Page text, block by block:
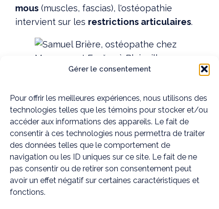
Gérer le consentement
Pour offrir les meilleures expériences, nous utilisons des
technologies telles que les témoins pour stocker et/ou
accéder aux informations des appareils. Le fait de
consentir à ces technologies nous permettra de traiter
des données telles que le comportement de
navigation ou les ID uniques sur ce site. Le fait de ne
pas consentir ou de retirer son consentement peut
avoir un effet négatif sur certaines caractéristiques et
fonctions.
mous (muscles, fascias), l'ostéopathie
intervient sur les restrictions articulaires.
Samuel Brière en séance de soin
chez Mouvement Essĕre, votre
clinique de référence
d'ostéopathie à Blainville.
Si une tension persiste malgré le massage,
cela peut indiquer une